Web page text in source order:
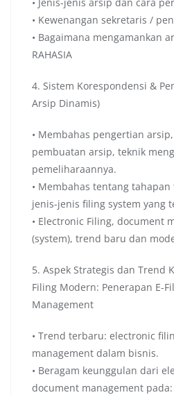
• Kewenangan sekretaris /
• Bagaimana mengamankan
RAHASIA
4. Sistem Korespondensi &
Arsip Dinamis)
• Membahas pengertian
pembuatan arsip, teknik
pemeliharaannya.
• Membahas tentang
jenis-jenis filing system yang
• Electronic Filing, document
(system), trend baru dan
5. Aspek Strategis dan Trend
Filing Modern: Penerapan E-
Management
• Trend terbaru: electronic
management dalam bisnis.
• Beragam keunggulan dari
document management pada: